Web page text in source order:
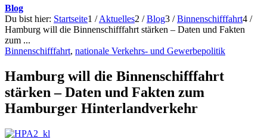
Blog
Du bist hier: Startseite1 / Aktuelles2 / Blog3 / Binnenschifffahrt4 /
Hamburg will die Binnenschifffahrt stärken – Daten und Fakten
zum ...
Binnenschifffahrt, nationale Verkehrs- und Gewerbepolitik
Hamburg will die Binnenschifffahrt
stärken – Daten und Fakten zum
Hamburger Hinterlandverkehr